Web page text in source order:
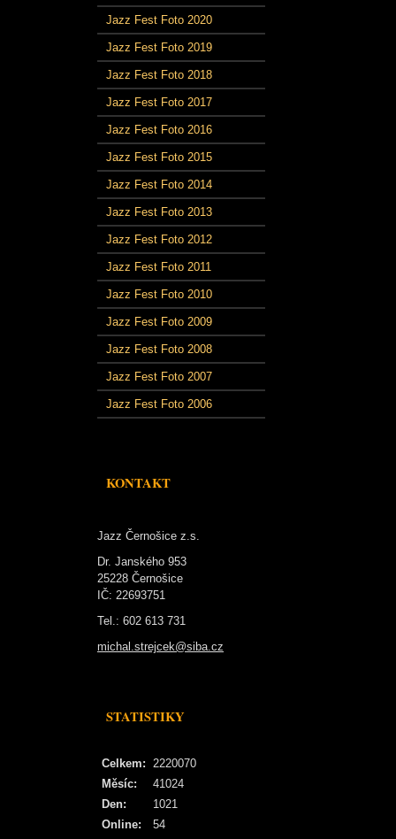
Jazz Fest Foto 2020
Jazz Fest Foto 2019
Jazz Fest Foto 2018
Jazz Fest Foto 2017
Jazz Fest Foto 2016
Jazz Fest Foto 2015
Jazz Fest Foto 2014
Jazz Fest Foto 2013
Jazz Fest Foto 2012
Jazz Fest Foto 2011
Jazz Fest Foto 2010
Jazz Fest Foto 2009
Jazz Fest Foto 2008
Jazz Fest Foto 2007
Jazz Fest Foto 2006
KONTAKT
Jazz Černošice z.s.
Dr. Janského 953
25228 Černošice
IČ: 22693751
Tel.: 602 613 731
michal.strejcek@siba.cz
STATISTIKY
Online: 54
Celkem: 2220070
Měsíc:
41024
Den:
1021